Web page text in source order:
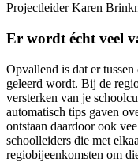
Projectleider Karen
Er wordt écht veel
Opvallend is dat er
geleerd wordt. Bij de
versterken van je
automatisch tips gaven
ontstaan daardoor ook
schoolleiders die met
regiobijeenkomsten om